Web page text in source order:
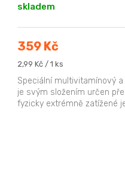
skladem
359 Kč
Měrná
2,99 Kč / 1 ks
Speciální multivitamínový
je svým složením určen
fyzicky extrémně zatížené